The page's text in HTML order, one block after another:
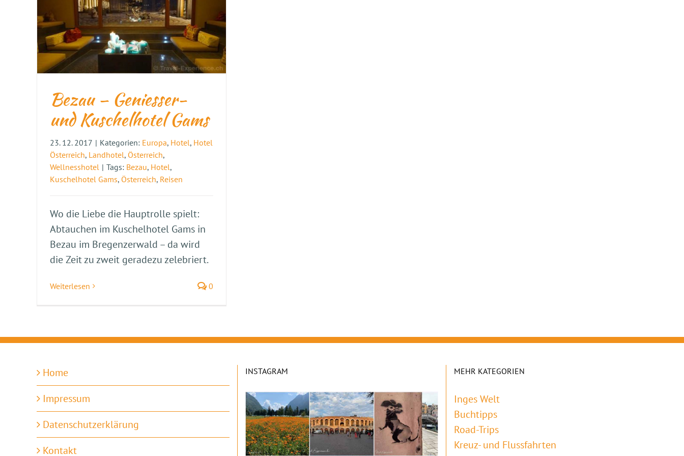
Bezau – Geniesser-
und Kuschelhotel Gams
23. 12. 2017 | Kategorien: Europa, Hotel, Hotel
Österreich, Landhotel, Österreich,
Wellnesshotel | Tags: Bezau, Hotel,
Kuschelhotel Gams, Österreich, Reisen
Wo die Liebe die Hauptrolle spielt:
Abtauchen im Kuschelhotel Gams in
Bezau im Bregenzerwald – da wird
die Zeit zu zweit geradezu zelebriert.
Weiterlesen 0
Home
Impressum
Datenschutzerklärung
Kontakt
INSTAGRAM MEHR KATEGORIEN
Inges Welt
Buchtipps
Road-Trips
Kreuz- und Flussfahrten